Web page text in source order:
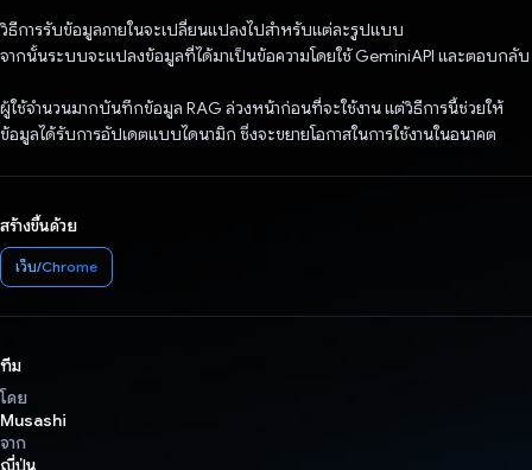
วิธีการรับข้อมูลภายในจะเปลี่ยนแปลงไปสำหรับแต่ละรูปแบบ
จากนั้นระบบจะแปลงข้อมูลที่ได้มาเป็นข้อความโดยใช้ GeminiAPI และตอบกลับ
ผู้ใช้จำนวนมากบันทึกข้อมูล RAG ล่วงหน้าก่อนที่จะใช้งาน แต่วิธีการนี้ช่วยให้
ข้อมูลได้รับการอัปเดตแบบไดนามิก ซึ่งจะขยายโอกาสในการใช้งานในอนาคต
สร้างขึ้นด้วย
เว็บ/Chrome
ทีม
โดย
Musashi
จาก
ญี่ปุ่น